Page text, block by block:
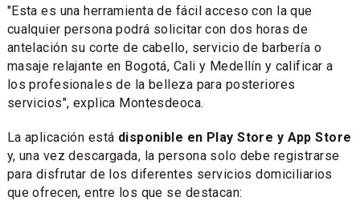
"Esta es una herramienta de fácil acceso con la que
cualquier persona podrá solicitar con dos horas de
antelación su corte de cabello, servicio de barbería o
masaje relajante en Bogotá, Cali y Medellín y calificar a
los profesionales de la belleza para posteriores
servicios", explica Montesdeoca.
La aplicación está disponible en Play Store y App Store
y, una vez descargada, la persona solo debe registrarse
para disfrutar de los diferentes servicios domiciliarios
que ofrecen, entre los que se destacan: